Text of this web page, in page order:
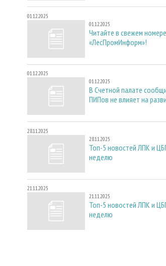
01.12.2025
01.12.2025
Читайте в свежем
«ЛесПромИнформ»!
01.12.2025
01.12.2025
В Счетной палате
ПИПов не влияет на
28.11.2025
28.11.2025
Топ-5 новостей ЛПК и
неделю
21.11.2025
21.11.2025
Топ-5 новостей ЛПК и
неделю